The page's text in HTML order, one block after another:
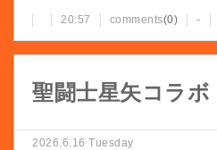
20:57 comments(0) -
聖闘士星矢コラボ
2026.6.16 Tuesday